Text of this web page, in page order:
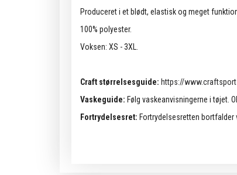
Produceret i et blødt, elastisk og meget
100% polyester.
Voksen: XS - 3XL.
Craft størrelsesguide: https://
Vaskeguide: Følg vaskeanvisningerne i tøjet.
Fortrydelsesret: Fortrydelsesretten bortfalder